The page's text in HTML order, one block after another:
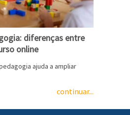
diferenças entre
online
ajuda a ampliar
continuar...